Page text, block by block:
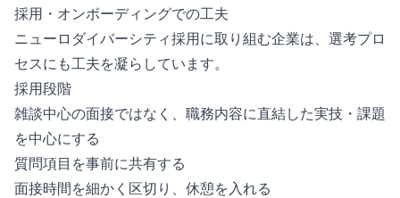
採用・オンボーディングでの工夫
ニューロダイバーシティ採用に取り組む企業は、選考プロ
セスにも工夫を凝らしています。
採用段階
雑談中心の面接ではなく、職務内容に直結した実技・課題
を中心にする
質問項目を事前に共有する
面接時間を細かく区切り、休憩を入れる